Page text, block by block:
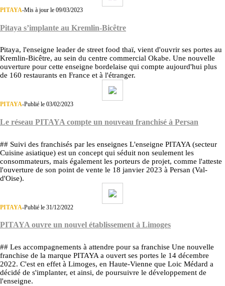
PITAYA-Mis à jour le 09/03/2023
Pitaya s’implante au Kremlin-Bicêtre
Pitaya, l'enseigne leader de street food thaï, vient d'ouvrir ses portes au
Kremlin-Bicêtre, au sein du centre commercial Okabe. Une nouvelle
ouverture pour cette enseigne bordelaise qui compte aujourd'hui plus
de 160 restaurants en France et à l'étranger.
PITAYA-Publié le 03/02/2023
Le réseau PITAYA compte un nouveau franchisé à Persan
## Suivi des franchisés par les enseignes L'enseigne PITAYA (secteur
Cuisine asiatique) est un concept qui séduit non seulement les
consommateurs, mais également les porteurs de projet, comme l'atteste
l'ouverture de son point de vente le 18 janvier 2023 à Persan (Val-
d'Oise).
PITAYA-Publié le 31/12/2022
PITAYA ouvre un nouvel établissement à Limoges
## Les accompagnements à attendre pour sa franchise Une nouvelle
franchise de la marque PITAYA a ouvert ses portes le 14 décembre
2022. C'est en effet à Limoges, en Haute-Vienne que Loic Médard a
décidé de s'implanter, et ainsi, de poursuivre le développement de
l'enseigne.